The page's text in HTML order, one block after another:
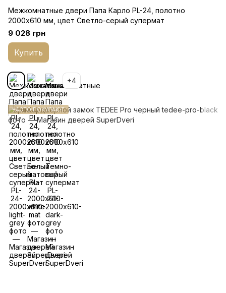
Межкомнатные двери Папа Карло PL-24, полотно
2000х610 мм, цвет Светло-серый супермат
9 028 грн
Купить
+4
ЧАСТО ПОКУПАЮТ